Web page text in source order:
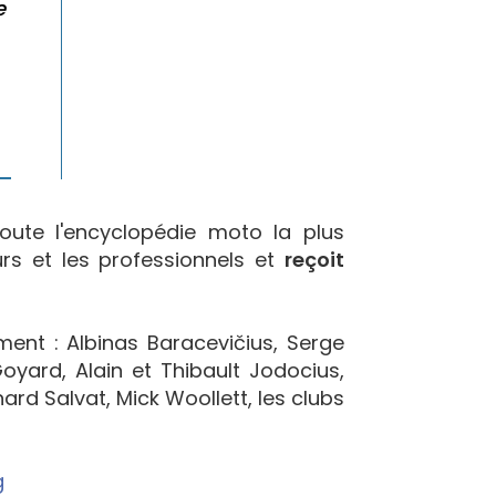
l'encyclopédie moto la plus
et les professionnels et reçoit
: Albinas Baracevičius, Serge
Alain et Thibault Jodocius,
Salvat, Mick Woollett, les clubs